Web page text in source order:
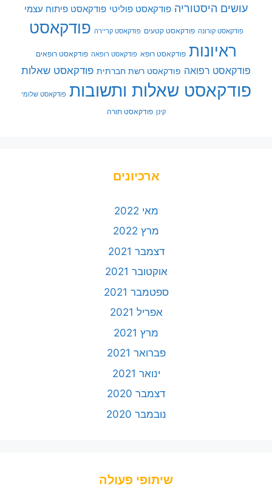
עושים היסטוריה פודקאסט פוליטי פודקאסט פיתוח עצמי
פודקאסט קורונה פודקאסט קטעים פודקאסט קריירה פודקאסט
ראיונות פודקאסט רופא פודקאסט רופאה פודקאסט רופאים
פודקאסט רפואה פודקאסט רשת חברתית פודקאסט שאלות
פודקאסט שאלות ותשובות פודקאסט שלומי
קינן פודקאסט תורה
ארכיונים
מאי 2022
מרץ 2022
דצמבר 2021
אוקטובר 2021
ספטמבר 2021
אפריל 2021
מרץ 2021
פברואר 2021
ינואר 2021
דצמבר 2020
נובמבר 2020
שיתופי פעולה